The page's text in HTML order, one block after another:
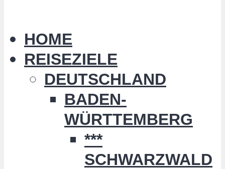
HOME
REISEZIELE
DEUTSCHLAND
BADEN-
WÜRTTEMBERG
***
SCHWARZWALD